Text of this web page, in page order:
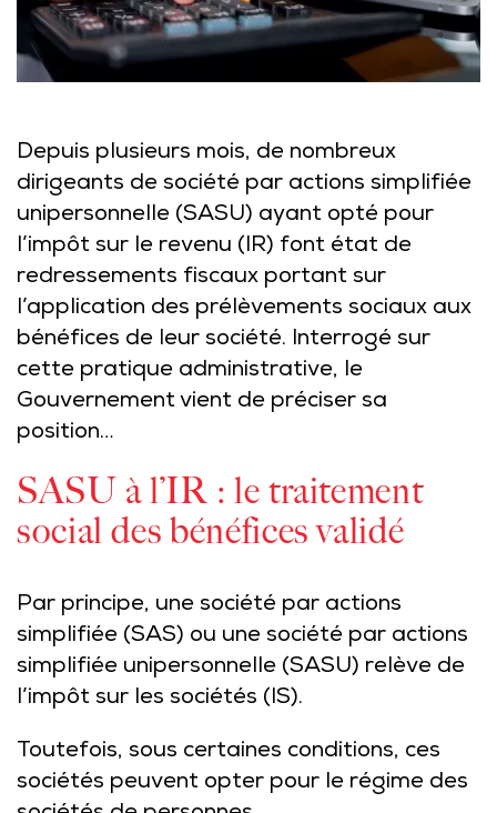
Depuis plusieurs mois, de nombreux
dirigeants de société par actions simplifiée
unipersonnelle (SASU) ayant opté pour
l’impôt sur le revenu (IR) font état de
redressements fiscaux portant sur
l’application des prélèvements sociaux aux
bénéfices de leur société. Interrogé sur
cette pratique administrative, le
Gouvernement vient de préciser sa
position…
SASU à l’IR : le traitement
social des bénéfices validé
Par principe, une société par actions
simplifiée (SAS) ou une société par actions
simplifiée unipersonnelle (SASU) relève de
l’impôt sur les sociétés (IS).
Toutefois, sous certaines conditions, ces
sociétés peuvent opter pour le régime des